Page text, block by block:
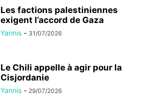
Les factions palestiniennes
exigent l’accord de Gaza
Yannis - 31/07/2026
Le Chili appelle à agir pour la
Cisjordanie
Yannis - 29/07/2026